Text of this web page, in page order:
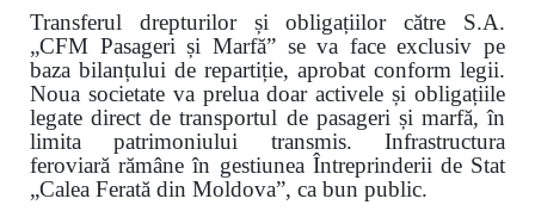
Transferul drepturilor și obligațiilor către S.A.
„CFM Pasageri și Marfă” se va face exclusiv pe
baza bilanțului de repartiție, aprobat conform legii.
Noua societate va prelua doar activele și obligațiile
legate direct de transportul de pasageri și marfă, în
limita patrimoniului transmis. Infrastructura
feroviară rămâne în gestiunea Întreprinderii de Stat
„Calea Ferată din Moldova”, ca bun public.